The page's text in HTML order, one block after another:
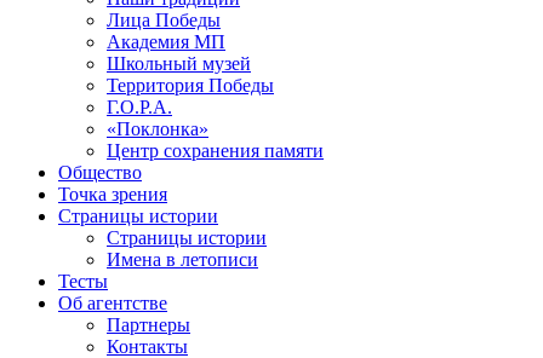
Лица Победы
Академия МП
Школьный музей
Территория Победы
Г.О.Р.А.
«Поклонка»
Центр сохранения памяти
Общество
Точка зрения
Страницы истории
Страницы истории
Имена в летописи
Тесты
Об агентстве
Партнеры
Контакты